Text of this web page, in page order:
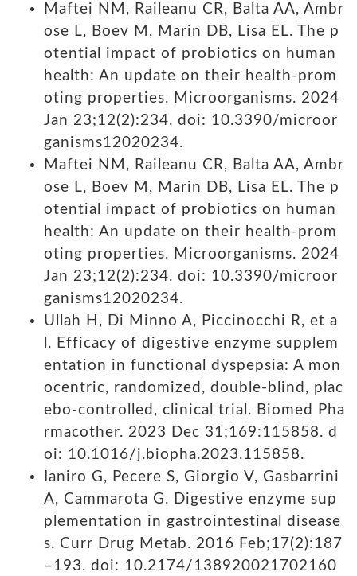
Maftei NM, Raileanu CR, Balta AA, Ambr
ose L, Boev M, Marin DB, Lisa EL. The p
otential impact of probiotics on human
health: An update on their health-prom
oting properties. Microorganisms. 2024
Jan 23;12(2):234. doi: 10.3390/microor
ganisms12020234.
Maftei NM, Raileanu CR, Balta AA, Ambr
ose L, Boev M, Marin DB, Lisa EL. The p
otential impact of probiotics on human
health: An update on their health-prom
oting properties. Microorganisms. 2024
Jan 23;12(2):234. doi: 10.3390/microor
ganisms12020234.
Ullah H, Di Minno A, Piccinocchi R, et a
l. Efficacy of digestive enzyme supplem
entation in functional dyspepsia: A mon
ocentric, randomized, double-blind, plac
ebo-controlled, clinical trial. Biomed Pha
rmacother. 2023 Dec 31;169:115858. d
oi: 10.1016/j.biopha.2023.115858.
Ianiro G, Pecere S, Giorgio V, Gasbarrini
A, Cammarota G. Digestive enzyme sup
plementation in gastrointestinal disease
s. Curr Drug Metab. 2016 Feb;17(2):187
–193. doi: 10.2174/138920021702160